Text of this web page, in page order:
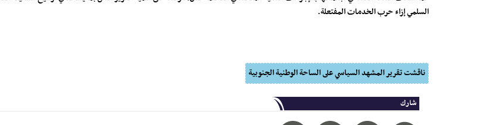
السلمي إزاء حرب الخدمات المفتعلة.
ناقشت تقرير المشهد السياسي على الساحة الوطنية الجنوبية
شارك